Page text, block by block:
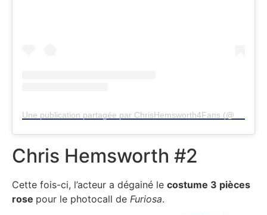
Chris Hemsworth #2
Cette fois-ci, l’acteur a dégainé le costume 3 pièces
rose pour le photocall de Furiosa.